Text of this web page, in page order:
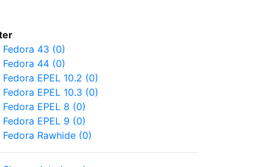
Fedora 43 (0)
Fedora 44 (0)
Fedora EPEL 10.2 (0)
Fedora EPEL 10.3 (0)
Fedora EPEL 8 (0)
Fedora EPEL 9 (0)
Fedora Rawhide (0)